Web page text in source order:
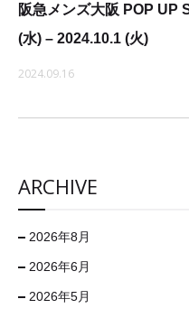
阪急メンズ大阪 POP UP
(水) – 2024.10.1 (火)
2024.09.16
ARCHIVE
2026年8月
2026年6月
2026年5月